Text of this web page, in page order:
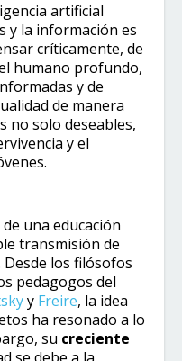
artificial
y la información es
críticamente, de
humano profundo,
y de
de manera
no solo deseables,
y el
de una educación
transmisión de
los filósofos
pedagogos del
y Freire, la idea
ha resonado a lo
su creciente